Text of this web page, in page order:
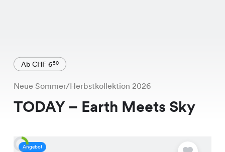
Ab CHF 650
Neue Sommer/Herbstkollektion 2026
TODAY – Earth Meets Sky
Angebot